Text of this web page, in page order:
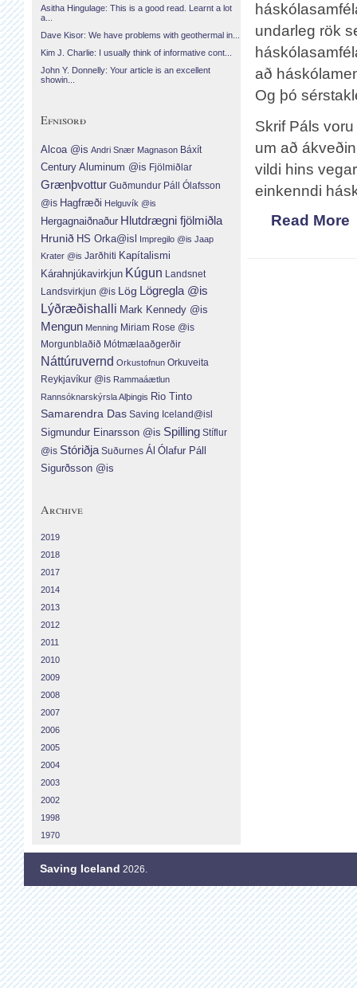
undarleg rök
að
Og þó
Skrif Páls
um að
vildi hins
einkenndi
Read More
Asitha Hingulage: This is a good read. Learnt a lot
a...
Dave Kisor: We have problems with geothermal in...
Kim J. Charlie: I usually think of informative cont...
John Y. Donnelly: Your article is an excellent
showin...
Efnisorð
Alcoa @is Andri Snær Magnason Báxít
Century Aluminum @is Fjölmiðlar
Grænþvottur Guðmundur Páll Ólafsson
@is Hagfræði Helguvík @is
Hergagnaiðnaður Hlutdrægni fjölmiðla
Hrunið HS Orka@isl Impregilo @is Jaap
Krater @is Jarðhiti Kapítalismi
Kárahnjúkavirkjun Kúgun Landsnet
Landsvirkjun @is Lög Lögregla @is
Lýðræðishalli Mark Kennedy @is
Mengun Menning Miriam Rose @is
Morgunblaðið Mótmælaaðgerðir
Náttúruvernd Orkustofnun Orkuveita
Reykjavíkur @is Rammaáætlun
Rannsóknarskýrsla Alþingis Rio Tinto
Samarendra Das Saving Iceland@isl
Sigmundur Einarsson @is Spilling Stíflur
@is Stóriðja Suðurnes Ál Ólafur Páll
Sigurðsson @is
Archive
2019
2018
2017
2014
2013
2012
2011
2010
2009
2008
2007
2006
2005
2004
2003
2002
1998
1970
Saving Iceland 2026.